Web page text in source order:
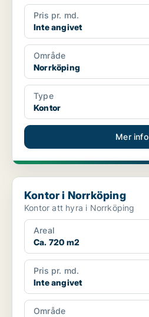
Pris pr. md.
Inte angivet
Område
Norrköping
Type
Kontor
Mer info
Kontor i Norrköping
Kontor i Norrköping
Kontor att hyra i Norrköping
Areal
Ca. 720 m2
Pris pr. md.
Inte angivet
Område